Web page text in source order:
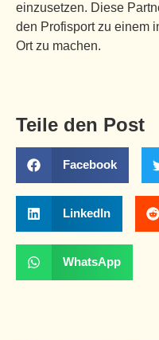
einzusetzen. Diese
den Profisport zu einem
Ort zu machen.
Teile den Post
Facebook
LinkedIn
WhatsApp